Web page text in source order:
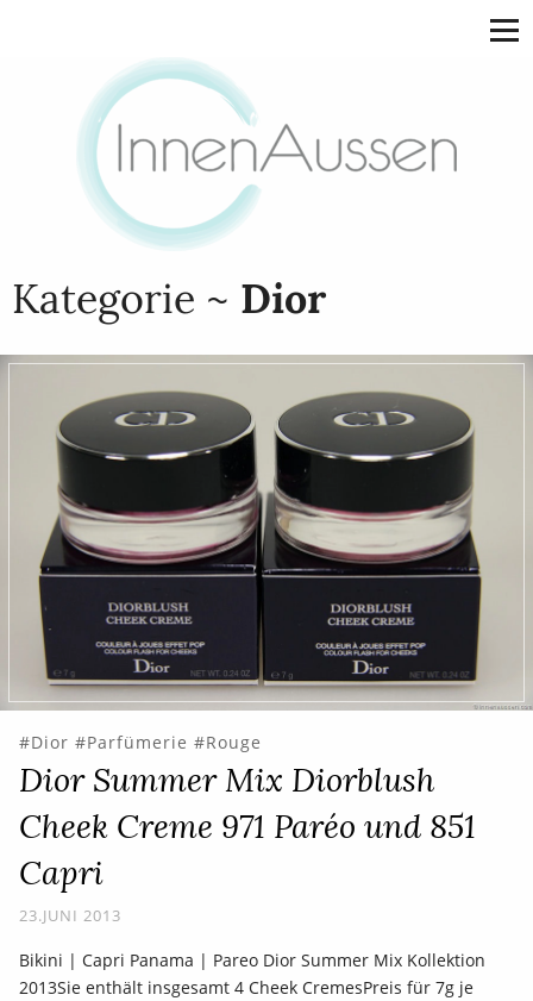
Kategorie ~ Dior
Dior Parfümerie Rouge
Dior Summer Mix Diorblush
Cheek Creme 971 Paréo und 851
Capri
23.JUNI 2013
Bikini | Capri Panama | Pareo Dior Summer Mix Kollektion
2013Sie enthält insgesamt 4 Cheek CremesPreis für 7g je